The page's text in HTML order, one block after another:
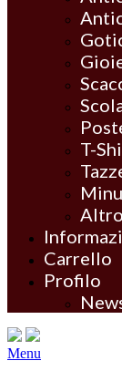
T-
Carrello
Profilo
Menu